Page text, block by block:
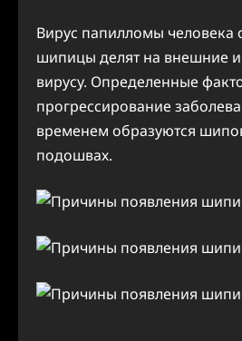
Вирус папилломы
шипицы делят на внешние
вирусу. Определенные
прогрессирование
временем образуются
подошвах.